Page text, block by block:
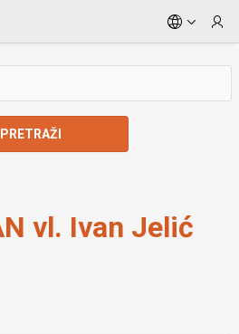
PRETRAŽI
vl. Ivan Jelić